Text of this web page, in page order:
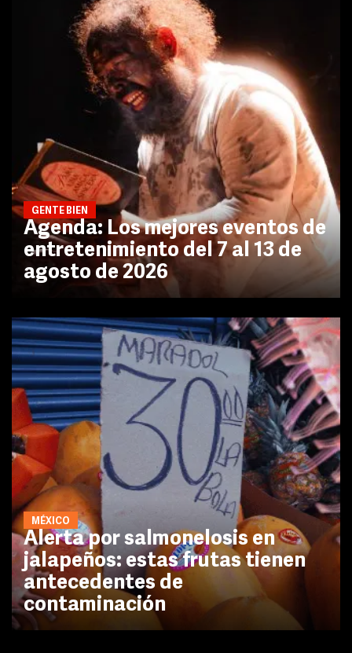
GENTE BIEN
Agenda: Los mejores eventos de
entretenimiento del 7 al 13 de
agosto de 2026
MÉXICO
Alerta por salmonelosis en
jalapeños: estas frutas tienen
antecedentes de
contaminación